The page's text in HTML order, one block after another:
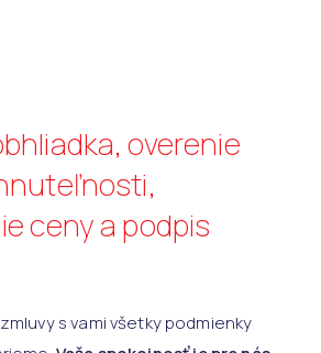
overenie
ceny a podpis
s vami všetky podmienky